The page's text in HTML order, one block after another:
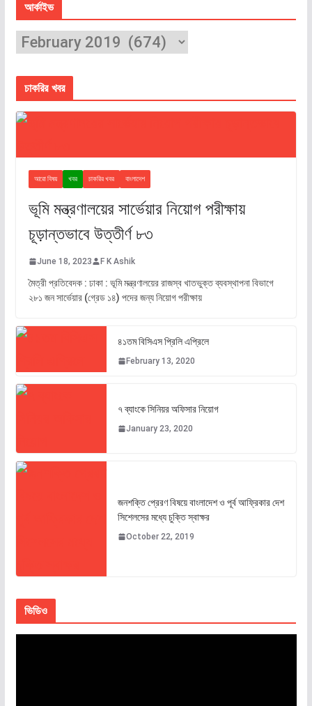
আর্কাইভ
চাকরির খবর
আরো বিষয় খবর চাকরির খবর বাংলাদেশ
ভূমি মন্ত্রণালয়ের সার্ভেয়ার নিয়োগ পরীক্ষায়
চূড়ান্তভাবে উত্তীর্ণ ৮৩
June 18, 2023 F K Ashik
মৈত্রী প্রতিবেদক : ঢাকা : ভূমি মন্ত্রণালয়ের রাজস্ব খাতভুক্ত ব্যবস্থাপনা বিভাগে
২৮১ জন সার্ভেয়ার (গ্রেড ১৪) পদের জন্য নিয়োগ পরীক্ষায়
৪১তম বিসিএস প্রিলি এপ্রিলে
February 13, 2020
৭ ব্যাংকে সিনিয়র অফিসার নিয়োগ
January 23, 2020
জনশক্তি প্রেরণ বিষয়ে বাংলাদেশ ও পূর্ব আফ্রিকার দেশ
সিশেলসের মধ্যে চুক্তি স্বাক্ষর
October 22, 2019
ভিডিও